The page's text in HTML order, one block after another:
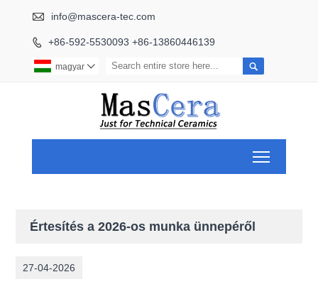
 info@mascera-tec.com
 +86-592-5530093 +86-13860446139

magyar 
Értesítés a 2026-os munka ünnepéről
27-04-2026